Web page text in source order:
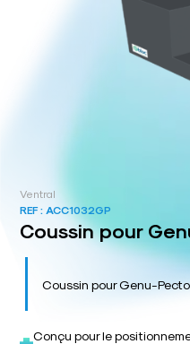
Ventral
REF : ACC1032GP
Coussin pour
Coussin pour Genu-
Conçu pour le